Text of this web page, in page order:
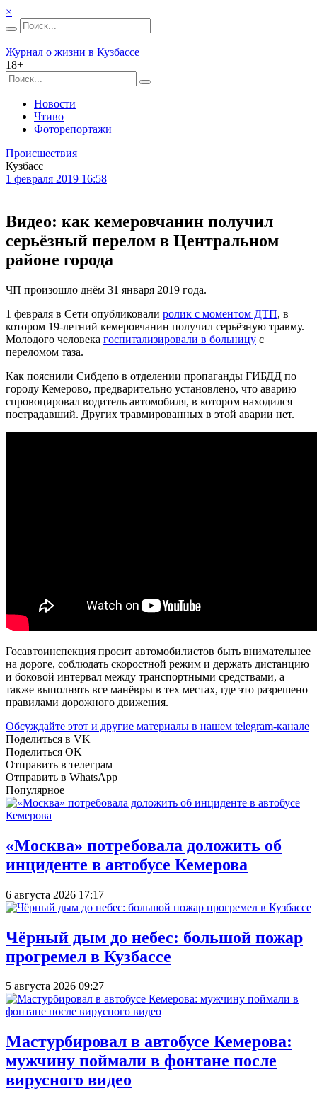
×
Журнал о жизни в Кузбассе
18+
Новости
Чтиво
Фоторепортажи
Происшествия
Кузбасс
1 февраля 2019 16:58
Видео: как кемеровчанин получил
серьёзный перелом в Центральном
районе города
ЧП произошло днём 31 января 2019 года.
1 февраля в Сети опубликовали ролик с моментом ДТП, в
котором 19-летний кемеровчанин получил серьёзную травму.
Молодого человека госпитализировали в больницу с
переломом таза.
Как пояснили Сибдепо в отделении пропаганды ГИБДД по
городу Кемерово, предварительно установлено, что аварию
спровоцировал водитель автомобиля, в котором находился
пострадавший. Других травмированных в этой аварии нет.
Госавтоинспекция просит автомобилистов быть внимательнее
на дороге, соблюдать скоростной режим и держать дистанцию
и боковой интервал между транспортными средствами, а
также выполнять все манёвры в тех местах, где это разрешено
правилами дорожного движения.
Обсуждайте этот и другие материалы в нашем telegram-канале
Поделиться в VK
Поделиться OK
Отправить в телеграм
Отправить в WhatsApp
Популярное
«Москва» потребовала доложить об
инциденте в автобусе Кемерова
6 августа 2026 17:17
Чёрный дым до небес: большой пожар
прогремел в Кузбассе
5 августа 2026 09:27
Мастурбировал в автобусе Кемерова:
мужчину поймали в фонтане после
вирусного видео